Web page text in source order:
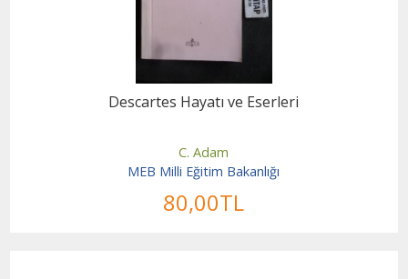
Descartes Hayatı ve Eserleri
C. Adam
MEB Milli Eğitim Bakanlığı
80,00TL